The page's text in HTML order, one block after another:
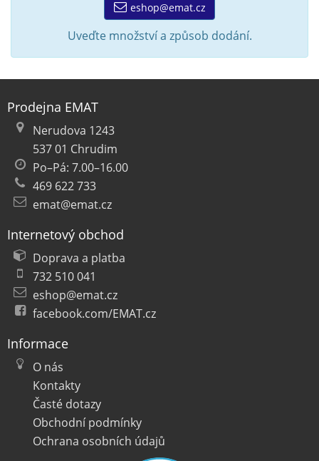
eshop@emat.cz
Uveďte množství a způsob dodání.
Prodejna EMAT
Nerudova 1243
537 01 Chrudim
Po–Pá: 7.00–16.00
469 622 733
emat@emat.cz
Internetový obchod
Doprava a platba
732 510 041
eshop@emat.cz
facebook.com/EMAT.cz
Informace
O nás
Kontakty
Časté dotazy
Obchodní podmínky
Ochrana osobních údajů